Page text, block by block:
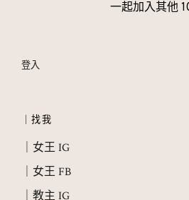
一起加入其他
登入
｜找我
｜女王 IG
｜女王 FB
｜教主 IG